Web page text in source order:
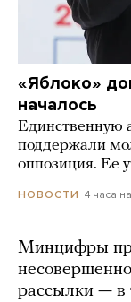
«Яблоко»
началось
Единственную
поддержали
оппозиция. Ее
НОВОСТИ 4 часа
Минцифры
рассылки — в